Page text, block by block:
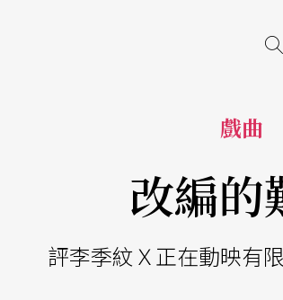
戲曲
改編的
評李季紋Ｘ正在動映有